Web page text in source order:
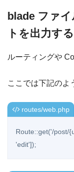
blade ファ
トを出力する
ルーティングや
ここでは下記のよ
routes/web.php
Route::get('/post/
'edit']);